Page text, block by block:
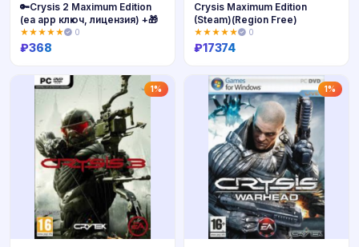
Купить
🔑Crysis 2 Maximum Edition
(ea app ключ, лицензия) +🎁
★★★★★ 0
₽368
Купить
Crysis Maximum Edition
(Steam)(Region Free)
★★★★★ 0
₽17374
1% 1%